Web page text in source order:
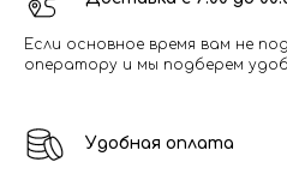
Если основное время вам не
оператору и мы подберем
Удобная оплата